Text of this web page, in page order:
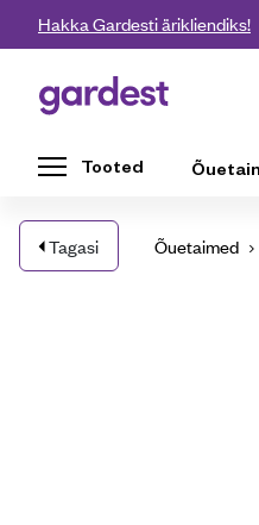
Liigu edasi põhisisu juurde
Hakka Gardesti ärikliendiks!
Gardest
Tooted
Tagasi Õuetaimed